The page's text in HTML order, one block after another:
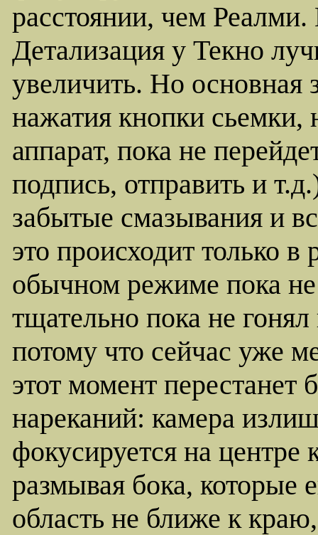
расстоянии, чем Реалми.
Детализация у Текно
увеличить. Но основная
нажатия кнопки сьемки,
аппарат, пока не
подпись, отправить и
забытые смазывания и
это происходит только
обычном режиме пока не
тщательно пока не
потому что сейчас уже
этот момент
нареканий: камера
фокусируется на центре
размывая бока, которые
область не ближе к